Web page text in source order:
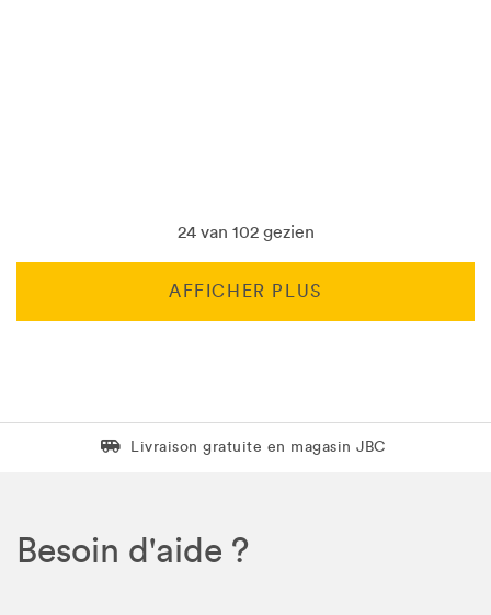
24 van 102 gezien
AFFICHER PLUS
Livraison gratuite en magasin JBC
Livraison gratuite en magasin JBC
Besoin d'aide ?